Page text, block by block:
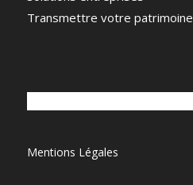
Transmettre votre patrimoine
Mentions Légales